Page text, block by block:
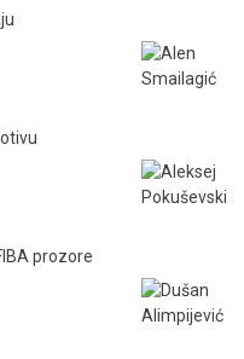
prozore